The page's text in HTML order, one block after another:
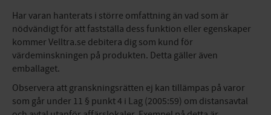
Har varan hanterats i större omfattning än vad som är
nödvändigt för att fastställa dess funktion eller egenskaper
kommer Velltra.se debitera dig som kund för
värdeminskningen på produkten. Detta gäller även
emballaget.
Observera att granskningsrätten ej kan tillämpas på varor
som går under 11 § punkt 4 i Lag (2005:59) om distansavtal